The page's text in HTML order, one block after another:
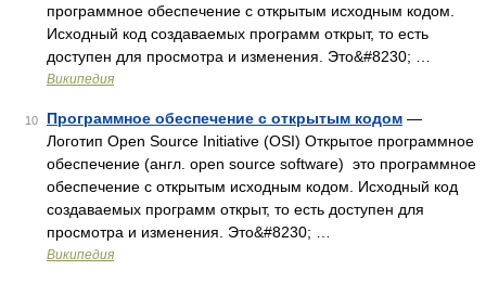
программное обеспечение с открытым исходным кодом.
Исходный код создаваемых программ открыт, то есть
доступен для просмотра и изменения. Это&#8230; …
Википедия
10 Программное обеспечение с открытым кодом —
Логотип Open Source Initiative (OSI) Открытое программное
обеспечение (англ. open source software) это программное
обеспечение с открытым исходным кодом. Исходный код
создаваемых программ открыт, то есть доступен для
просмотра и изменения. Это&#8230; …
Википедия